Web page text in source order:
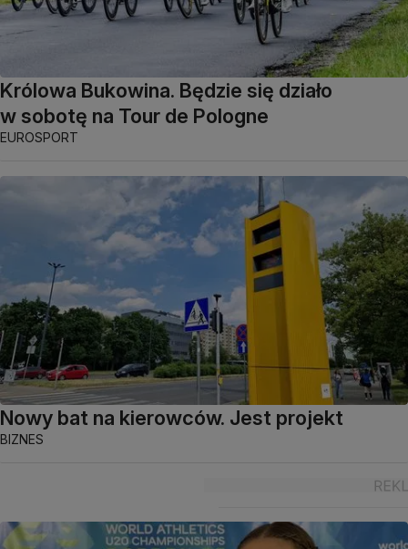
Królowa Bukowina. Będzie się działo
w sobotę na Tour de Pologne
EUROSPORT
Nowy bat na kierowców. Jest projekt
BIZNES